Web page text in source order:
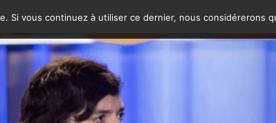
vous continuez à utiliser ce dernier, nous considérerons